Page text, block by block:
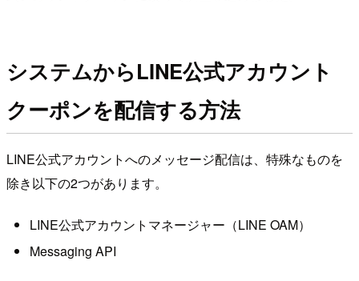
システムからLINE公式アカウント
クーポンを配信する方法
LINE公式アカウントへのメッセージ配信は、特殊なものを
除き以下の2つがあります。
LINE公式アカウントマネージャー（LINE OAM）
Messaging API